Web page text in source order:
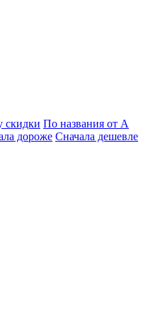
скидки По названия от А
дороже Сначала дешевле